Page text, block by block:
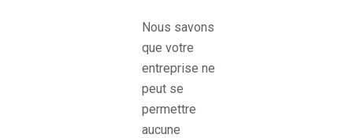
Nous savons
que votre
entreprise ne
peut se
permettre
aucune